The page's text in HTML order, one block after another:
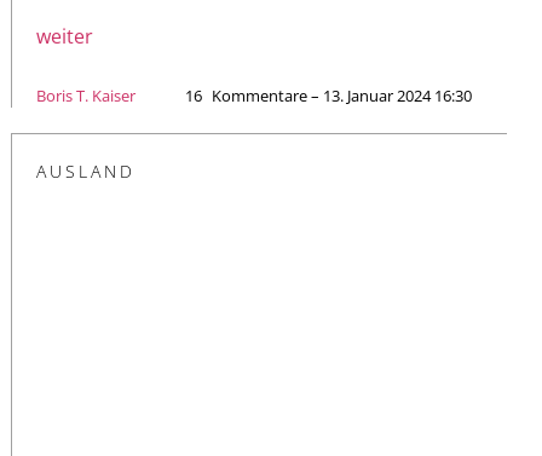
weiter
Boris T. Kaiser 16 Kommentare – 13. Januar 2024 16:30
AUSLAND